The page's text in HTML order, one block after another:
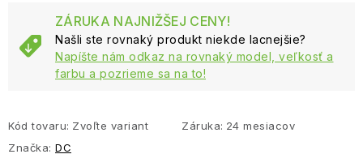
ZÁRUKA NAJNIŽŠEJ CENY!
Našli ste rovnaký produkt niekde lacnejšie?
Napíšte nám odkaz na rovnaký model, veľkosť a
farbu a pozrieme sa na to!
Kód tovaru: Zvoľte variant Záruka: 24 mesiacov
Značka: DC